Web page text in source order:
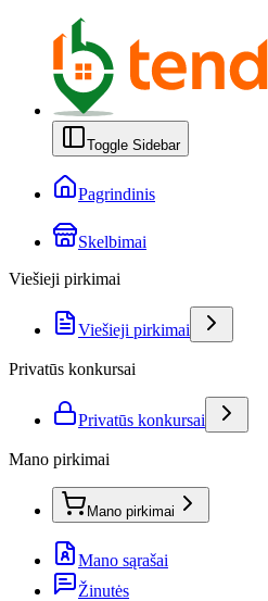
Toggle Sidebar
Pagrindinis
Skelbimai
Viešieji pirkimai
Viešieji pirkimai
Privatūs konkursai
Privatūs konkursai
Mano pirkimai
Mano pirkimai
Mano sąrašai
Žinutės